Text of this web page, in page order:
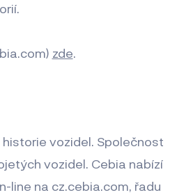
zde.
historie vozidel. Společnost
vozidel. Cebia nabízí
line na cz.cebia.com, řadu